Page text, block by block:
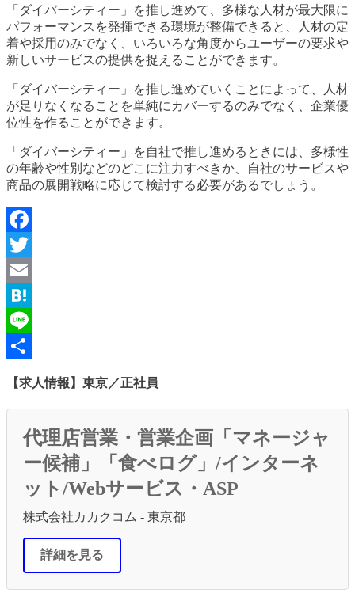
「ダイバーシティー」を推し進めて、多様な人材が最大限に
パフォーマンスを発揮できる環境が整備できると、人材の定
着や採用のみでなく、いろいろな角度からユーザーの要求や
新しいサービスの提供を捉えることができます。
「ダイバーシティー」を推し進めていくことによって、人材
が足りなくなることを単純にカバーするのみでなく、企業優
位性を作ることができます。
「ダイバーシティー」を自社で推し進めるときには、多様性
の年齢や性別などのどこに注力すべきか、自社のサービスや
商品の展開戦略に応じて検討する必要があるでしょう。
Facebook
Twitter
Email
Hatena
Line
【求人情報】東京／正社員
代理店営業・営業企画「マネージャ
ー候補」「食べログ」/インターネ
ット/Webサービス・ASP
株式会社カカクコム - 東京都
詳細を見る